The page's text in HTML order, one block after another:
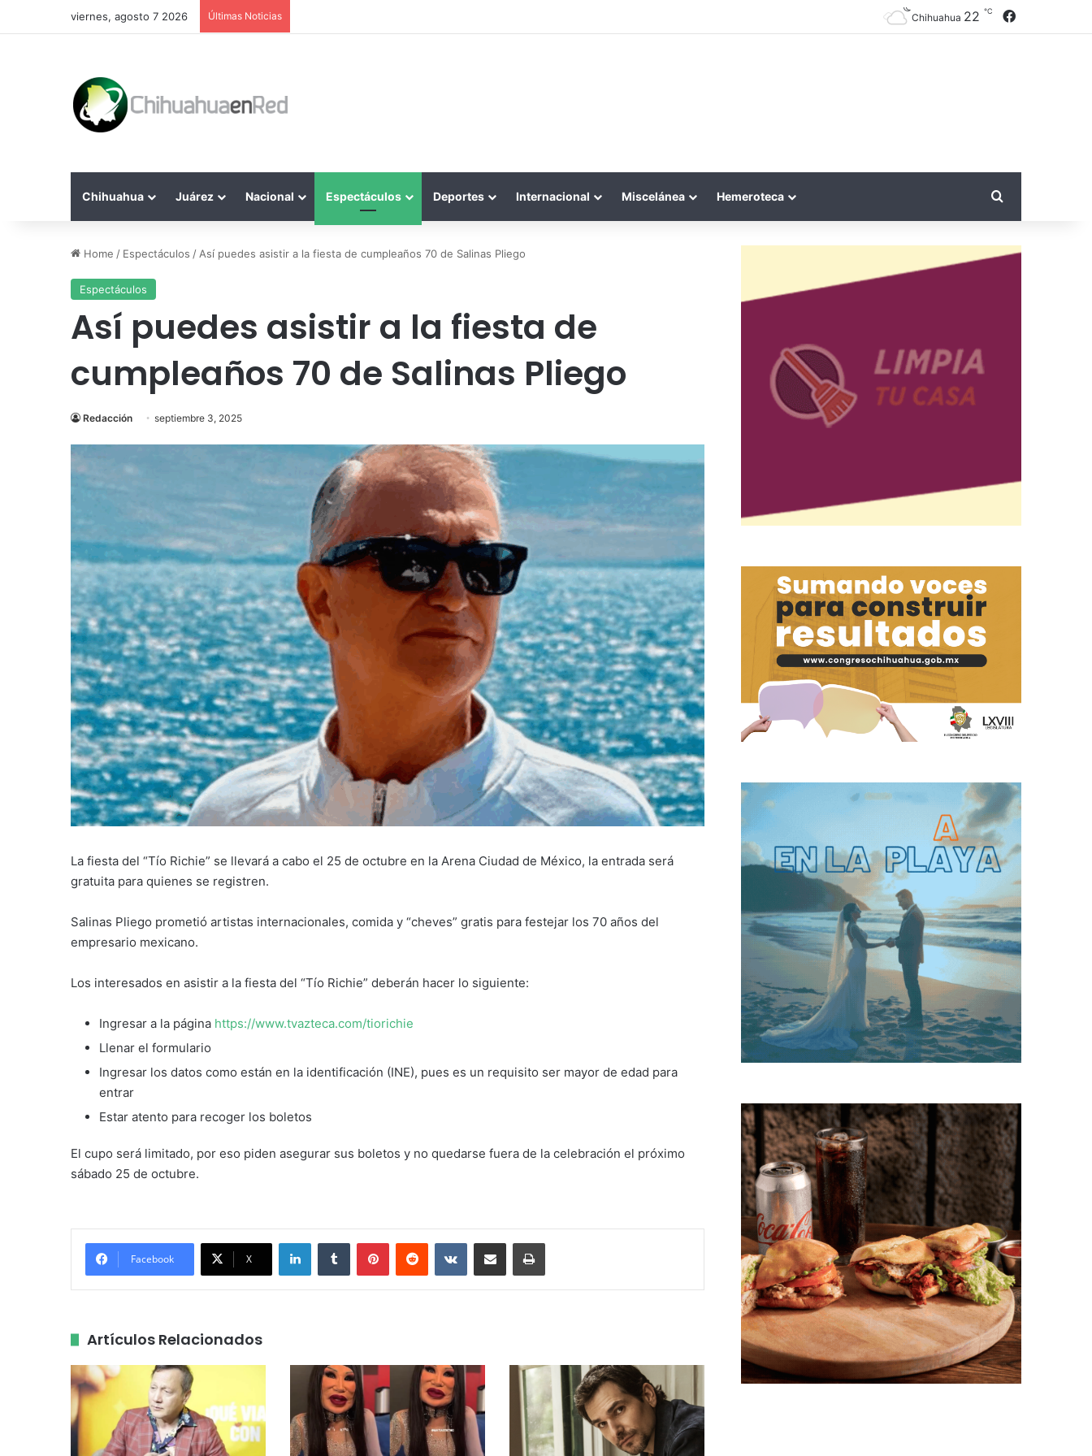
viernes, agosto 7 2026 Últimas Noticias Chihuahua 22 ℃ Facebook
Chihuahua Juárez Nacional Espectáculos Deportes Internacional Miscelánea Hemeroteca Search for
Home / Espectáculos / Así puedes asistir a la fiesta de cumpleaños 70 de Salinas Pliego
Espectáculos
Así puedes asistir a la fiesta de
cumpleaños 70 de Salinas Pliego
Redacción septiembre 3, 2025
La fiesta del “Tío Richie” se llevará a cabo el 25 de octubre en la Arena Ciudad de México, la entrada será
gratuita para quienes se registren.
Salinas Pliego prometió artistas internacionales, comida y “cheves” gratis para festejar los 70 años del
empresario mexicano.
Los interesados en asistir a la fiesta del “Tío Richie” deberán hacer lo siguiente:
Ingresar a la página https://www.tvazteca.com/tiorichie
Llenar el formulario
Ingresar los datos como están en la identificación (INE), pues es un requisito ser mayor de edad para
entrar
Estar atento para recoger los boletos
El cupo será limitado, por eso piden asegurar sus boletos y no quedarse fuera de la celebración el próximo
sábado 25 de octubre.
Facebook X
LinkedInTumblr PinterestReddit VKontakteShare via Email Print
Artículos Relacionados